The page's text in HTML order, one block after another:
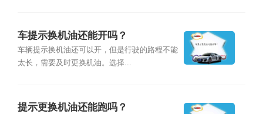
车提示换机油还能开吗？
车辆提示换机油还可以开，但是行驶的路程不能
太长，需要及时更换机油。选择...
提示更换机油还能跑吗？